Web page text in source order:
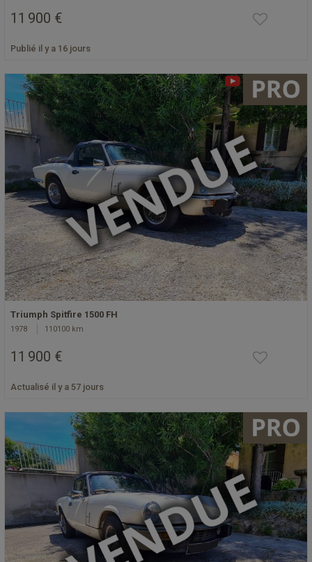
11 900 €
Publié il y a 16 jours
Triumph Spitfire 1500 FH
1978 110100 km
11 900 €
Actualisé il y a 57 jours